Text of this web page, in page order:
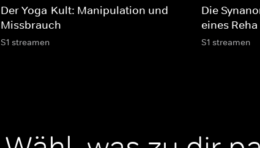
Der Yoga-Kult: Manipulation und
Missbrauch
S1 streamen
Die
eines
S1 streamen